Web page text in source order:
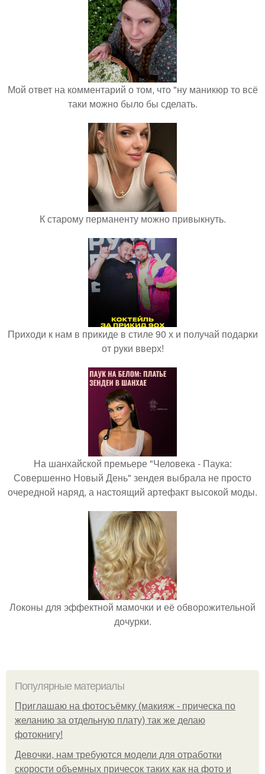
Мой ответ на комментарий о том, что "ну маникюр то всё
таки можно было бы сделать.
К старому перманенту можно привыкнуть.
Приходи к нам в прикиде в стиле 90 х и получай подарки
от руки вверх!
На шанхайской премьере "Человека - Паука:
Совершенно Новый День" зендея выбрала не просто
очередной наряд, а настоящий артефакт высокой моды.
Локоны для эффектной мамочки и её обворожительной
дочурки.
Популярные материалы
Приглашаю на фотосъёмку (макияж - прическа по
желанию за отдельную плату) так же делаю
фотокнигу!
Девочки, нам требуются модели для отработки
скорости объемных причесок таких как на фото и